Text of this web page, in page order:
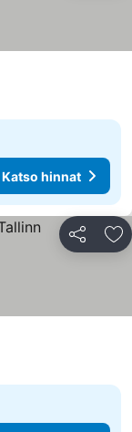
Katso hinnat
Jaa